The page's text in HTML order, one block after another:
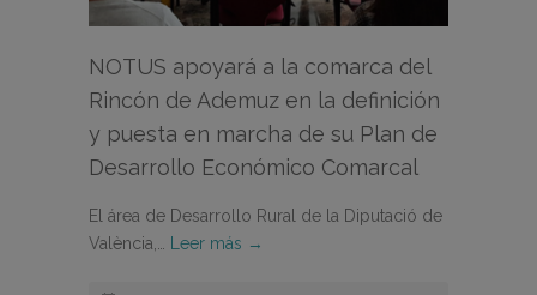
NOTUS apoyará a la comarca del
Rincón de Ademuz en la definición
y puesta en marcha de su Plan de
Desarrollo Económico Comarcal
El área de Desarrollo Rural de la Diputació de
València,…
Leer más →